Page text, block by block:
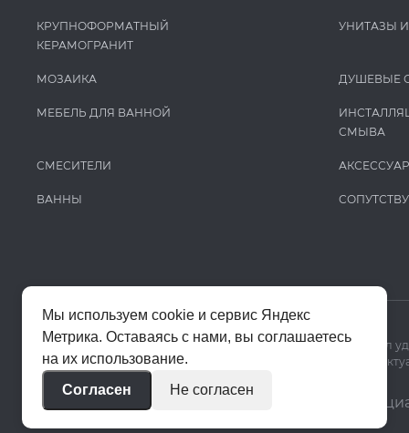
КРУПНОФОРМАТНЫЙ
КЕРАМОГРАНИТ
МОЗАИКА
МЕБЕЛЬ ДЛЯ ВАННОЙ
СМЕСИТЕЛИ
ВАННЫ
УНИТАЗЫ
ДУШЕВЫЕ
СМЫВА
Мы используем cookie и Яндекс Метрику, чтобы сайт работал
Цены на сайте помогают ориентироваться в ассортименте.
© 2020–2026 «Апекс» Политика
Мы используем cookie и сервис Яндекс
Метрика. Оставаясь с нами, вы соглашаетесь
на их использование.
Согласен
Не согласен